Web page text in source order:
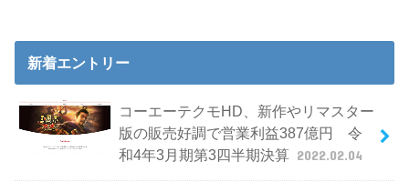
新着エントリー
コーエーテクモHD、新作やリマスター
版の販売好調で営業利益387億円 令
和4年3月期第3四半期決算 2022.02.04